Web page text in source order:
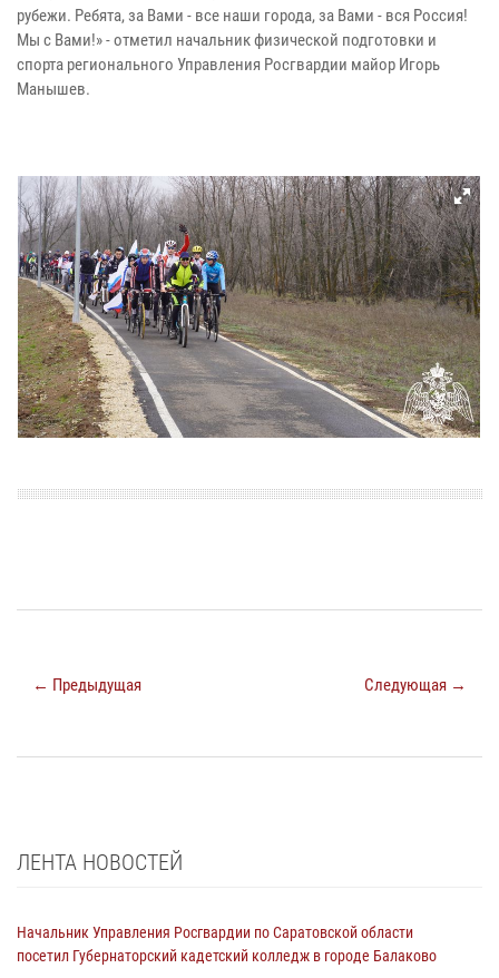
рубежи. Ребята, за Вами - все наши города, за Вами - вся Россия!
Мы с Вами!» - отметил начальник физической подготовки и
спорта регионального Управления Росгвардии майор Игорь
Манышев.
← Предыдущая Следующая →
ЛЕНТА НОВОСТЕЙ
Начальник Управления Росгвардии по Саратовской области
посетил Губернаторский кадетский колледж в городе Балаково